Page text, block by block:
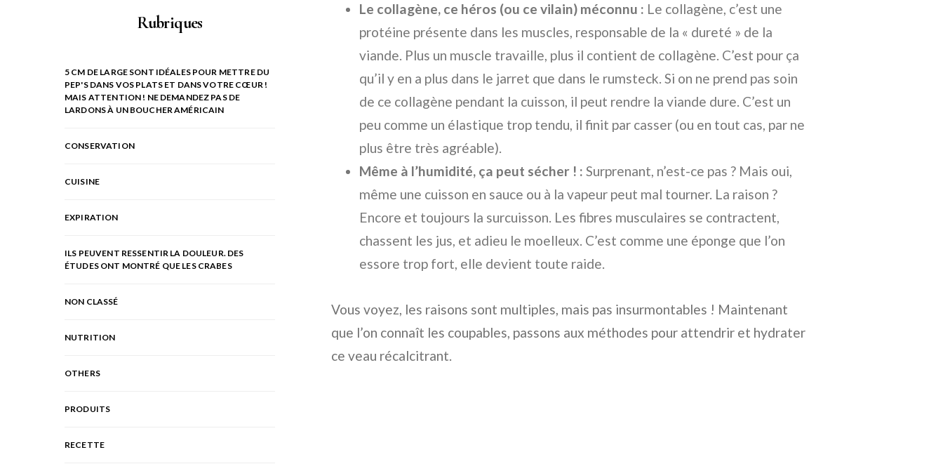
Le collagène, ce héros (ou ce vilain) méconnu : Le collagène, c’est une
protéine présente dans les muscles, responsable de la « dureté » de la
viande. Plus un muscle travaille, plus il contient de collagène. C’est pour ça
qu’il y en a plus dans le jarret que dans le rumsteck. Si on ne prend pas soin
de ce collagène pendant la cuisson, il peut rendre la viande dure. C’est un
peu comme un élastique trop tendu, il finit par casser (ou en tout cas, par ne
plus être très agréable).
Même à l’humidité, ça peut sécher ! : Surprenant, n’est-ce pas ? Mais oui,
même une cuisson en sauce ou à la vapeur peut mal tourner. La raison ?
Encore et toujours la surcuisson. Les fibres musculaires se contractent,
chassent les jus, et adieu le moelleux. C’est comme une éponge que l’on
essore trop fort, elle devient toute raide.
Vous voyez, les raisons sont multiples, mais pas insurmontables ! Maintenant
que l’on connaît les coupables, passons aux méthodes pour attendrir et hydrater
ce veau récalcitrant.
Rubriques
5 CM DE LARGE SONT IDÉALES POUR METTRE DU
PEP'S DANS VOS PLATS ET DANS VOTRE CŒUR !
MAIS ATTENTION ! NE DEMANDEZ PAS DE
LARDONS À UN BOUCHER AMÉRICAIN
CONSERVATION
CUISINE
EXPIRATION
ILS PEUVENT RESSENTIR LA DOULEUR. DES
ÉTUDES ONT MONTRÉ QUE LES CRABES
NON CLASSÉ
NUTRITION
OTHERS
PRODUITS
RECETTE